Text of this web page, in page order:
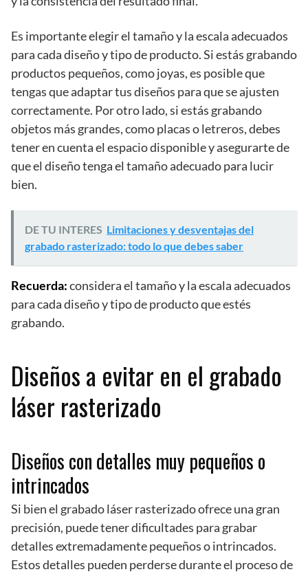
Es importante elegir el tamaño y la escala adecuados
para cada diseño y tipo de producto. Si estás grabando
productos pequeños, como joyas, es posible que
tengas que adaptar tus diseños para que se ajusten
correctamente. Por otro lado, si estás grabando
objetos más grandes, como placas o letreros, debes
tener en cuenta el espacio disponible y asegurarte de
que el diseño tenga el tamaño adecuado para lucir
bien.
DE TU INTERES Limitaciones y desventajas del
grabado rasterizado: todo lo que debes saber
Recuerda:considera el tamaño y la escala adecuados
para cada diseño y tipo de producto que estés
grabando.
Diseños a evitar en el grabado
láser rasterizado
Diseños con detalles muy pequeños o
intrincados
Si bien el grabado láser rasterizado ofrece una gran
precisión, puede tener dificultades para grabar
detalles extremadamente pequeños o intrincados.
Estos detalles pueden perderse durante el proceso de